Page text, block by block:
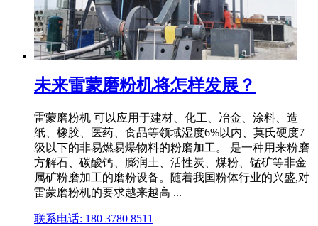
未来雷蒙磨粉机将怎样发展？
雷蒙磨粉机 可以应用于建材、化工、冶金、涂料、造
纸、橡胶、医药、食品等领域湿度6%以内、莫氏硬度7
级以下的非易燃易爆物料的粉磨加工。 是一种用来粉磨
方解石、碳酸钙、膨润土、活性炭、煤粉、锰矿等非金
属矿粉磨加工的磨粉设备。随着我国粉体行业的兴盛,对
雷蒙磨粉机的要求越来越高 ...
联系电话: 180 3780 8511